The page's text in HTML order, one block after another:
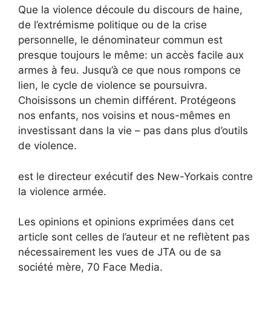
Que la violence découle du discours de haine,
de l’extrémisme politique ou de la crise
personnelle, le dénominateur commun est
presque toujours le même: un accès facile aux
armes à feu. Jusqu’à ce que nous rompons ce
lien, le cycle de violence se poursuivra.
Choisissons un chemin différent. Protégeons
nos enfants, nos voisins et nous-mêmes en
investissant dans la vie – pas dans plus d’outils
de violence.
est le directeur exécutif des New-Yorkais contre
la violence armée.
Les opinions et opinions exprimées dans cet
article sont celles de l’auteur et ne reflètent pas
nécessairement les vues de JTA ou de sa
société mère, 70 Face Media.